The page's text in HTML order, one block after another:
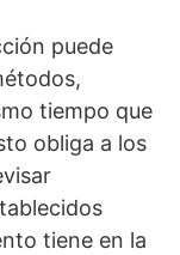
puede
tiempo que
obliga a los
tiene en la